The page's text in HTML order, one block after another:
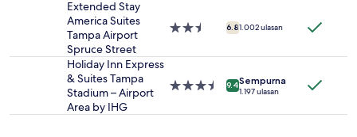
Extended Stay
America Suites
Tampa Airport
Spruce Street
Properti
2.5
6.81.002 ulasan
Holiday Inn Express
& Suites Tampa
Stadium – Airport
Area by IHG
Properti
3.5
9.4Sempurna
1.197 ulasan